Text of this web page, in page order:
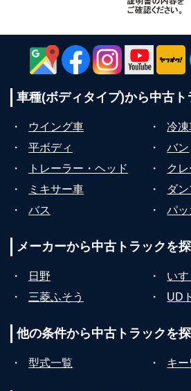
車種(ボディタイプ)から中古ト
・ ウイング車 ・
冷
・
平ボディ ・
バン
・
トレーラー・ヘッド ・
ク
・
ミキサー車 ・
ダ
・
バス ・ パッ
メーカーから中古トラックを
・ 日野 ・
いす
・
三菱ふそう ・ UD
他の条件から中古トラックを
・ 型式一覧 ・ キ